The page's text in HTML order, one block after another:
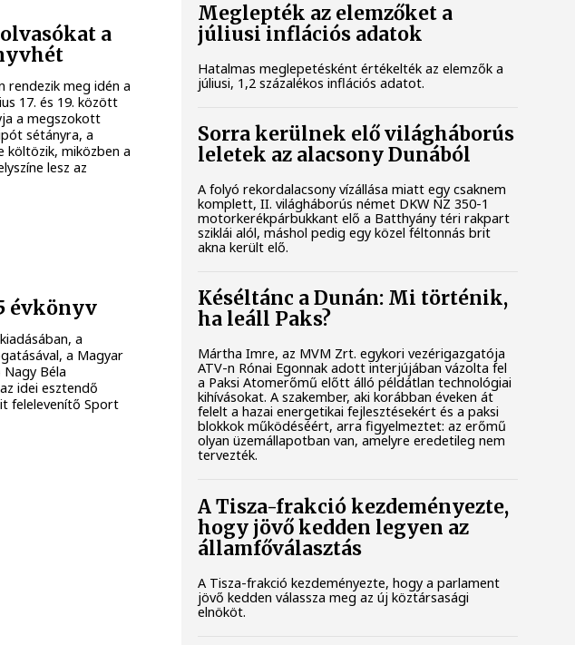
a
rendezik meg idén a
17. és 19. között
a megszokott
sétányra, a
költözik, miközben a
lesz az
évkönyv
a
a Magyar
Béla
idei esztendő
felelevenítő Sport
Meglepték az elemzőket a
júliusi inflációs adatok
Hatalmas meglepetésként értékelték az elemzők a
júliusi, 1,2 százalékos inflációs adatot.
Sorra kerülnek elő világháborús
leletek az alacsony Dunából
A folyó rekordalacsony vízállása miatt egy csaknem
komplett, II. világháborús német DKW NZ 350-1
motorkerékpárbukkant elő a Batthyány téri rakpart
sziklái alól, máshol pedig egy közel féltonnás brit
akna került elő.
Késéltánc a Dunán: Mi történik,
ha leáll Paks?
Mártha Imre, az MVM Zrt. egykori vezérigazgatója
ATV-n Rónai Egonnak adott interjújában vázolta fel
a Paksi Atomerőmű előtt álló példátlan technológiai
kihívásokat. A szakember, aki korábban éveken át
felelt a hazai energetikai fejlesztésekért és a paksi
blokkok működéséért, arra figyelmeztet: az erőmű
olyan üzemállapotban van, amelyre eredetileg nem
tervezték.
A Tisza-frakció kezdeményezte,
hogy jövő kedden legyen az
államfőválasztás
A Tisza-frakció kezdeményezte, hogy a parlament
jövő kedden válassza meg az új köztársasági
elnököt.